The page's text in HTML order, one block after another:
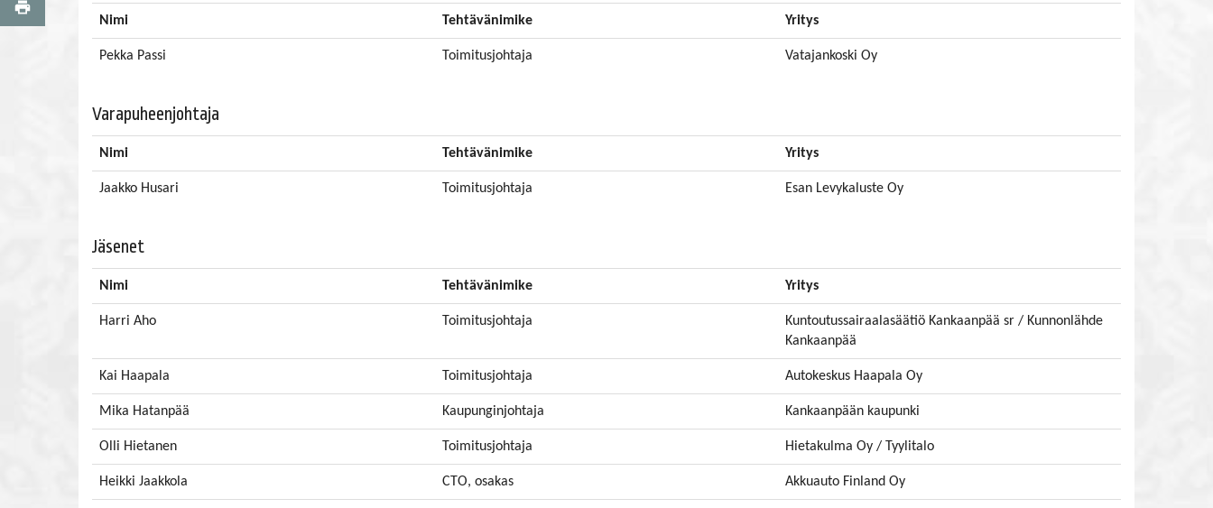
Nimi Tehtävänimike Yritys
Pekka Passi Toimitusjohtaja Vatajankoski Oy
Varapuheenjohtaja
Nimi Tehtävänimike Yritys
Jaakko Husari Toimitusjohtaja Esan Levykaluste Oy
Jäsenet
Nimi Tehtävänimike Yritys
Harri Aho Toimitusjohtaja
Kuntoutussairaalasäätiö Kankaanpää sr / Kunnonlähde
Kankaanpää
Kai Haapala Toimitusjohtaja Autokeskus Haapala Oy
Mika Hatanpää Kaupunginjohtaja Kankaanpään kaupunki
Olli Hietanen Toimitusjohtaja Hietakulma Oy / Tyylitalo
Heikki Jaakkola CTO, osakas Akkuauto Finland Oy